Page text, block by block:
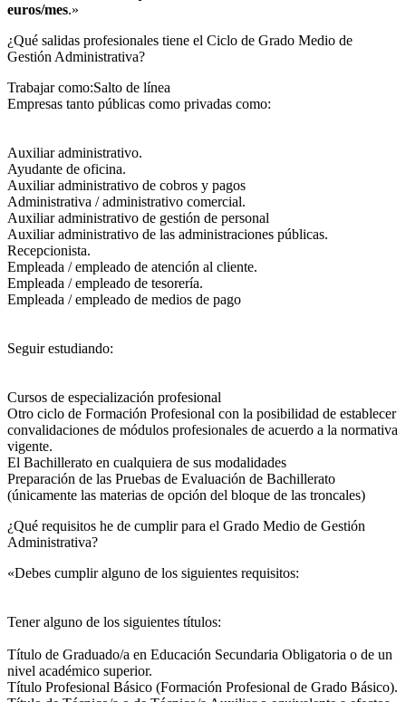
euros/mes.»
¿Qué salidas profesionales tiene el Ciclo de Grado Medio de
Gestión Administrativa?​
Trabajar como:Salto de línea
Empresas tanto públicas como privadas como:
Auxiliar administrativo.
Ayudante de oficina.
Auxiliar administrativo de cobros y pagos
Administrativa / administrativo comercial.
Auxiliar administrativo de gestión de personal
Auxiliar administrativo de las administraciones públicas.
Recepcionista.
Empleada / empleado de atención al cliente.
Empleada / empleado de tesorería.
Empleada / empleado de medios de pago
Seguir estudiando:
Cursos de especialización profesional
Otro ciclo de Formación Profesional con la posibilidad de establecer
convalidaciones de módulos profesionales de acuerdo a la normativa
vigente.
El Bachillerato en cualquiera de sus modalidades
Preparación de las Pruebas de Evaluación de Bachillerato
(únicamente las materias de opción del bloque de las troncales)
¿Qué requisitos he de cumplir para el Grado Medio de Gestión
Administrativa?
«Debes cumplir alguno de los siguientes requisitos:
Tener alguno de los siguientes títulos:
Título de Graduado/a en Educación Secundaria Obligatoria o de un
nivel académico superior.
Título Profesional Básico (Formación Profesional de Grado Básico).